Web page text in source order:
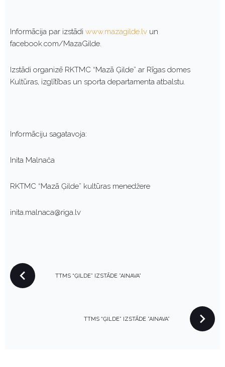
Informācija par izstādi www.mazagilde.lv un
facebook.com/MazaGilde.
Izstādi organizē RKTMC “Mazā Ģilde” ar Rīgas domes
Kultūras, izglītības un sporta departamenta atbalstu.
Informāciju sagatavoja:
Inita Malnača
RKTMC “Mazā Ģilde” kultūras menedžere
inita.malnaca@riga.lv
P
O
TTMS “ĢILDE” IZSTĀDE ”AINAVA”
TTMS “ĢILDE” IZSTĀDE ”AINAVA”